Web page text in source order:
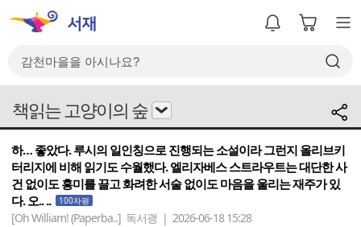
책읽는 고양이의 숲
하… 좋았다. 루시의 일인칭으로 진행되는 소설이라 그런지 올리브키
터리지에 비해 읽기도 수월했다. 엘리자베스 스트라우트는 대단한 사
건 없이도 흥미를 끌고 화려한 서술 없이도 마음을 울리는 재주가 있
다. 오.. ..
100자평
[Oh William! (Paperba..] 독서괭 | 2026-06-18 15:28